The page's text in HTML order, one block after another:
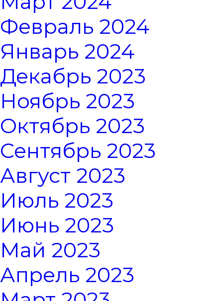
Февраль 2024
Январь 2024
Декабрь 2023
Ноябрь 2023
Октябрь 2023
Сентябрь 2023
Август 2023
Июль 2023
Июнь 2023
Май 2023
Апрель 2023